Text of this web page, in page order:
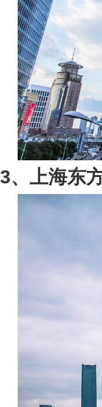
3、上海东